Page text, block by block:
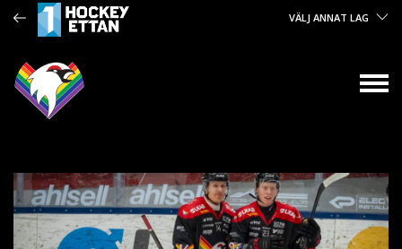
VÄLJ ANNAT LAG